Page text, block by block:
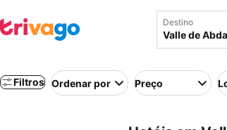
Destino
Filtros Ordenar por Preço